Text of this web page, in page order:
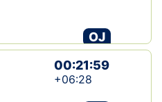
OJ
00:21:59
+06:28